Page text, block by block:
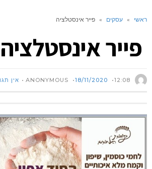
ראשי » עסקים » פייר אינסטלציה
פייר אינסטלציה
18/11/2020 12:08 אין